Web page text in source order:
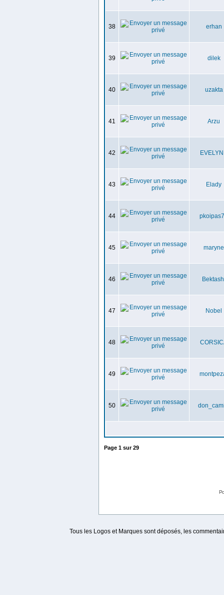
38 erhan
39 dilek
40 uzakta
41 Arzu
42
43 Elady
44
45 maryne
46
47 Nobel
48
49
50
Page 1 sur29
Tous les Logos et Marques sont déposés, les